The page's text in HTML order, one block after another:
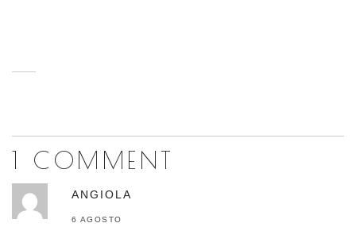
1 COMMENT
ANGIOLA
6 AGOSTO